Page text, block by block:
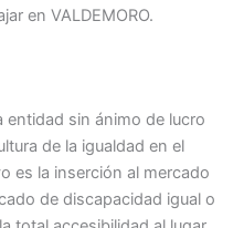
en VALDEMORO.
entidad sin ánimo de lucro
de la igualdad en el
es la inserción al mercado
de discapacidad igual o